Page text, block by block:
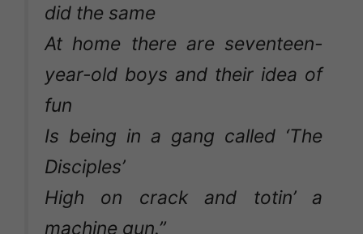
did the same
At home there are seventeen-
year-old boys and their idea of
fun
Is being in a gang called ‘The
Disciples’
High on crack and totin’ a
machine gun.”